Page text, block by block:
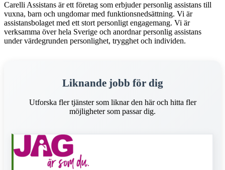
Carelli Assistans är ett företag som erbjuder personlig assistans till
vuxna, barn och ungdomar med funktionsnedsättning. Vi är
assistansbolaget med ett stort personligt engagemang. Vi är
verksamma över hela Sverige och anordnar personlig assistans
under värdegrunden personlighet, trygghet och individen.
Liknande jobb för dig
Utforska fler tjänster som liknar den här och hitta fler
möjligheter som passar dig.